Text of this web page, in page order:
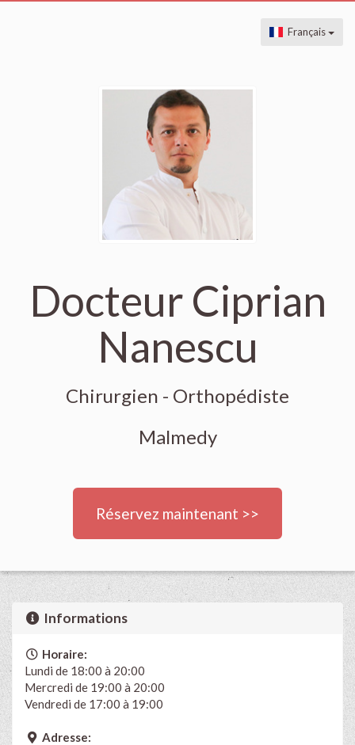
Français
Docteur Ciprian
Nanescu
Chirurgien - Orthopédiste
Malmedy
Réservez maintenant >>
Informations
Horaire:
Lundi de 18:00 à 20:00
Mercredi de 19:00 à 20:00
Vendredi de 17:00 à 19:00
Adresse: